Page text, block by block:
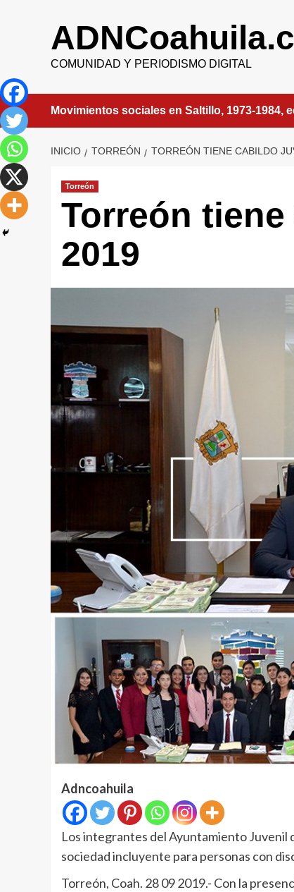
COMUNIDAD Y PERIODISMO DIGITAL
Movimientos sociales en Saltillo, 1973-1984,
INICIO TORREÓN TORREÓN TIENE CABILDO
Torreón
Torreón
2019
Adncoahuila
Los integrantes del Ayuntamiento Juvenil
sociedad incluyente para personas con
Torreón, Coah. 28 09 2019.- Con la